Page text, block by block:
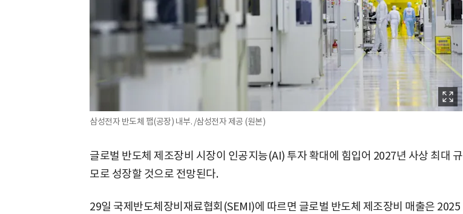
삼성전자 반도체 팹(공장) 내부. /삼성전자 제공 (원본)
글로벌 반도체 제조장비 시장이 인공지능(AI) 투자 확대에 힘입어 2027년 사상 최대 규
모로 성장할 것으로 전망된다.
29일 국제반도체장비재료협회(SEMI)에 따르면 글로벌 반도체 제조장비 매출은 2025